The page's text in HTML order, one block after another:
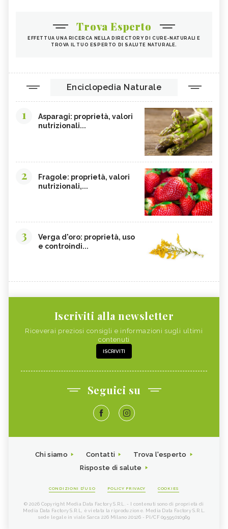
Trova Esperto
EFFETTUA UNA RICERCA NELLA DIRECTORY DI CURE-NATURALI E
TROVA IL TUO ESPERTO DI SALUTE NATURALE.
Enciclopedia Naturale
1
Asparagi: proprietà, valori
nutrizionali...
2
Fragole: proprietà, valori
nutrizionali,...
3
Verga d'oro: proprietà, uso
e controindi...
Iscriviti alla newsletter
Riceverai preziosi consigli e informazioni sugli ultimi
contenuti
ISCRIVITI
Seguici su
Chi siamo Contatti
Trova l'esperto
Risposte di salute
CONDIZIONI D'USO POLICY PRIVACY COOKIES
© 2026 Copyright Media Data Factory S.R.L. - I contenuti sono di proprietà di
Media Data Factory S.R.L, è vietata la riproduzione. Media Data Factory S.R.L.
sede legale in viale Sarca 226 Milano 20126 - PI/CF 09595010969